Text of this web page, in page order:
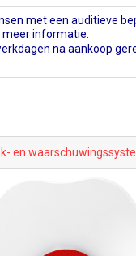
met een auditieve
meer informatie.
na aankoop
en